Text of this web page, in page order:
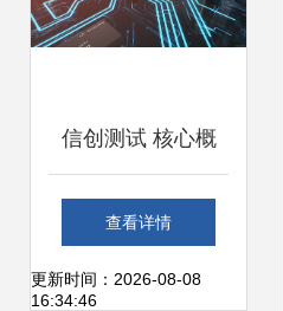
信创测试 核心概
念、工具与应用开
发全解
查看详情
更新时间：2026-08-08
16:34:46